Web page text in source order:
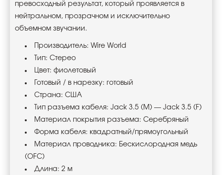
превосходный результат, который проявляется в
нейтральном, прозрачном и исключительно
объемном звучании.
Производитель: Wire World
Тип: Стерео
Цвет: фиолетовый
Готовый / в нарезку: готовый
Страна: США
Тип разъема кабеля: Jack 3.5 (M) — Jack 3.5 (F)
Материал покрытия разъема: Серебряный
Форма кабеля: квадратный/прямоугольный
Материал проводника: Беcкислородная медь
(OFC)
Длина: 2 м